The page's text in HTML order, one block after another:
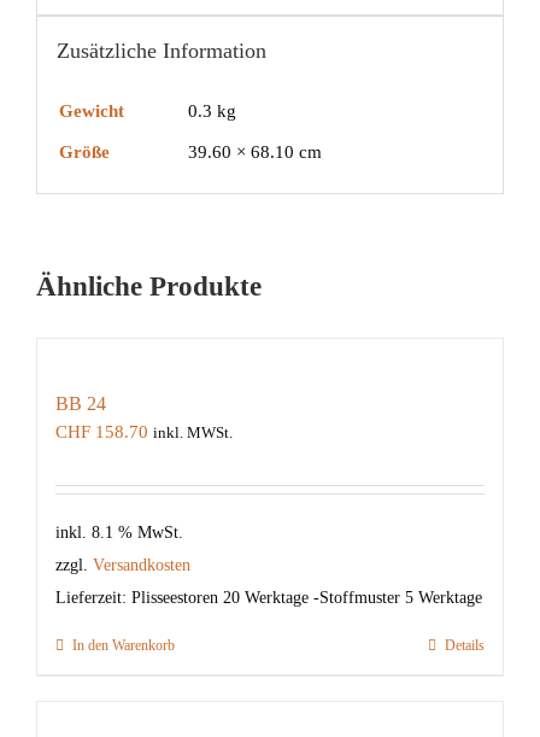
Zusätzliche Information
Gewicht 0.3 kg
Größe 39.60 × 68.10 cm
Ähnliche Produkte
BB 24
CHF 158.70 inkl. MWSt.
inkl. 8.1 % MwSt.
zzgl. Versandkosten
Lieferzeit: Plisseestoren 20 Werktage -Stoffmuster 5 Werktage
In den Warenkorb Details